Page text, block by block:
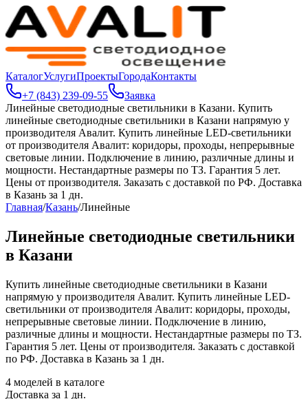
КаталогУслугиПроектыГородаКонтакты
+7 (843) 239-09-55
Заявка
Линейные светодиодные светильники в Казани. Купить
линейные светодиодные светильники в Казани напрямую у
производителя Авалит. Купить линейные LED-светильники
от производителя Авалит: коридоры, проходы, непрерывные
световые линии. Подключение в линию, различные длины и
мощности. Нестандартные размеры по ТЗ. Гарантия 5 лет.
Цены от производителя. Заказать с доставкой по РФ. Доставка
в Казань за 1 дн.
Главная/Казань/Линейные
Линейные светодиодные светильники
в Казани
Купить линейные светодиодные светильники в Казани
напрямую у производителя Авалит. Купить линейные LED-
светильники от производителя Авалит: коридоры, проходы,
непрерывные световые линии. Подключение в линию,
различные длины и мощности. Нестандартные размеры по ТЗ.
Гарантия 5 лет. Цены от производителя. Заказать с доставкой
по РФ. Доставка в Казань за 1 дн.
4 моделей в каталоге
Доставка за 1 дн.